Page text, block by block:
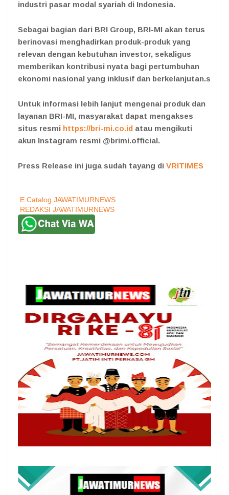
industri pasar modal syariah di Indonesia.
Sebagai bagian dari BRI Group, BRI-MI akan terus
berinovasi menghadirkan produk-produk yang
relevan dengan kebutuhan investor, sekaligus
memberikan kontribusi nyata bagi pertumbuhan
ekonomi nasional yang inklusif dan berkelanjutan.s
Untuk informasi lebih lanjut mengenai produk dan
layanan BRI-MI, masyarakat dapat mengakses
situs resmi https://bri-mi.co.id atau mengikuti
akun Instagram resmi @brimi.official.
Press Release ini juga sudah tayang di VRITIMES
E Catalog JAWATIMURNEWS
REDAKSI JAWATIMURNEWS